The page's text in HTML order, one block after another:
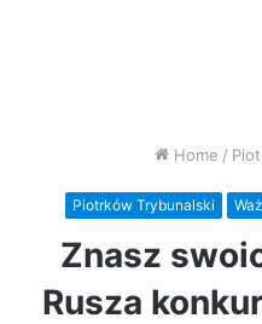
Home /
Piotrków Trybunalski
Znasz
Rusza